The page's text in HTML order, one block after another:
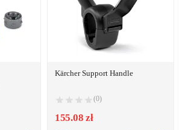
Kärcher Support Handle
(0)
155.08 zł